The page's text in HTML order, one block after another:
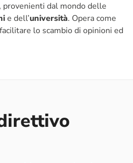
provenienti dal mondo delle
e dell’università. Opera come
lo scambio di opinioni ed